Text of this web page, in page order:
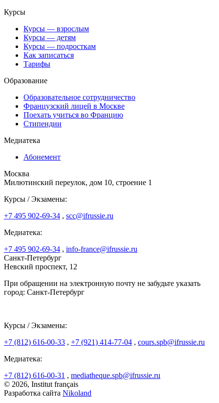
Курсы
Курсы — взрослым
Курсы — детям
Курсы — подросткам
Как записаться
Тарифы
Образование
Образовательное сотрудничество
Французский лицей в Москве
Поехать учиться во Францию
Стипендии
Медиатека
Абонемент
Москва
Милютинский переулок, дом 10, строение 1
Курсы / Экзамены:
+7 495 902-69-34 , scc@ifrussie.ru
Медиатека:
+7 495 902-69-34 , info-france@ifrussie.ru
Санкт-Петербург
Невский проспект, 12
При обращении на электронную почту не забудьте указать
город: Санкт-Петербург
Курсы / Экзамены:
+7 (812) 616-00-33 , +7 (921) 414-77-04 , cours.spb@ifrussie.ru
Медиатека:
+7 (812) 616-00-31 , mediatheque.spb@ifrussie.ru
© 2026, Institut français
Разработка сайта Nikoland